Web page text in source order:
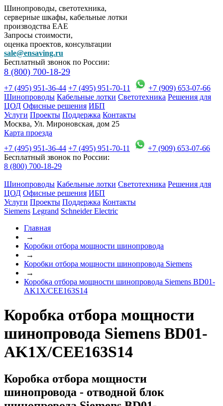
Шинопроводы, светотехника,
серверные шкафы, кабельные лотки
производства EAE
Запросы стоимости,
оценка проектов, консультации
sale@ensaving.ru
Бесплатный звонок по России:
8 (800) 700-18-29
+7 (495) 951-36-44 +7 (495) 951-70-11
+7 (909) 653-07-66
Шинопроводы Кабельные лотки Светотехника Решения для
ЦОД Офисные решения ИБП
Услуги Проекты Поддержка Контакты
Москва, Ул. Мироновская, дом 25
Карта проезда
+7 (495) 951-36-44 +7 (495) 951-70-11
+7 (909) 653-07-66
Бесплатный звонок по России:
8 (800) 700-18-29
Шинопроводы Кабельные лотки Светотехника Решения для
ЦОД Офисные решения ИБП
Услуги Проекты Поддержка Контакты
Siemens Legrand Schneider Electric
Главная
→
Коробки отбора мощности шинопровода
→
Коробки отбора мощности шинопровода Siemens
→
Коробка отбора мощности шинопровода Siemens BD01-
AK1X/CEE163S14
Коробка отбора мощности
шинопровода Siemens BD01-
AK1X/CEE163S14
Коробка отбора мощности
шинопровода - отводной блок